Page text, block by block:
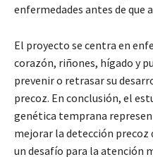
enfermedades antes de que
El proyecto se centra en
corazón, riñones, hígado y
prevenir o retrasar su
precoz. En conclusión, el
genética temprana
mejorar la detección precoz
un desafío para la atención